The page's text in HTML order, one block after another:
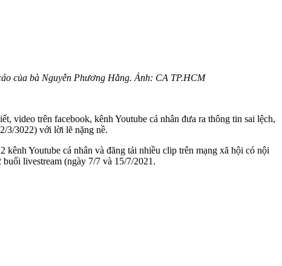
của bà Nguyễn Phương Hằng. Ảnh: CA TP.HCM
video trên facebook, kênh Youtube cá nhân đưa ra thông tin sai lệch,
3/3022) với lời lẽ nặng nề.
Youtube cá nhân và đăng tải nhiều clip trên mạng xã hội có nội
livestream (ngày 7/7 và 15/7/2021.